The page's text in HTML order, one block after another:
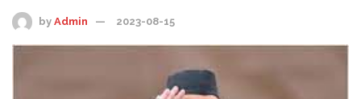
by Admin 2023-08-15